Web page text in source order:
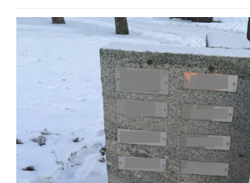
DIAKONI
KALENDER
OM OSS